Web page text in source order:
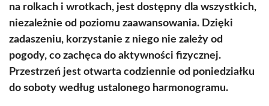
na rolkach i wrotkach, jest dostępny dla wszystkich,
niezależnie od poziomu zaawansowania. Dzięki
zadaszeniu, korzystanie z niego nie zależy od
pogody, co zachęca do aktywności fizycznej.
Przestrzeń jest otwarta codziennie od poniedziałku
do soboty według ustalonego harmonogramu.